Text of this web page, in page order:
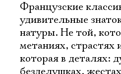
Французские
удивительные
натуры. Не той,
метаниях, страстях
которая в деталях: